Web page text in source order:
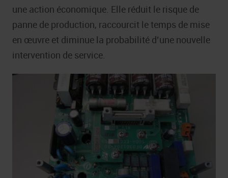
une action économique. Elle réduit le risque de
panne de production, raccourcit le temps de mise
en œuvre et diminue la probabilité d’une nouvelle
intervention de service.